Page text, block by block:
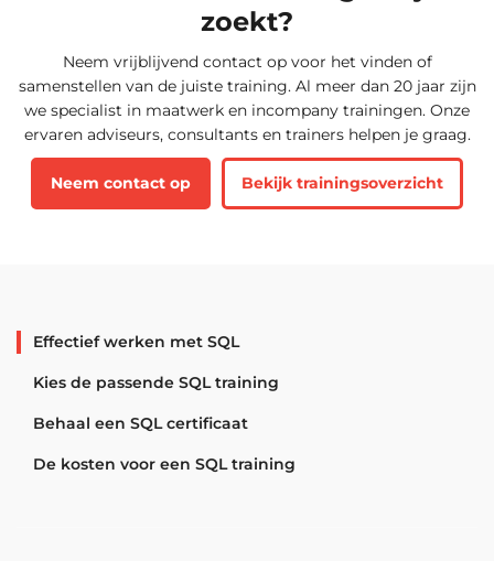
zoekt?
Neem vrijblijvend contact op voor het vinden of
samenstellen van de juiste training. Al meer dan 20 jaar zijn
we specialist in maatwerk en incompany trainingen. Onze
ervaren adviseurs, consultants en trainers helpen je graag.
Neem contact op Bekijk trainingsoverzicht
Effectief werken met SQL
Kies de passende SQL training
Behaal een SQL certificaat
De kosten voor een SQL training